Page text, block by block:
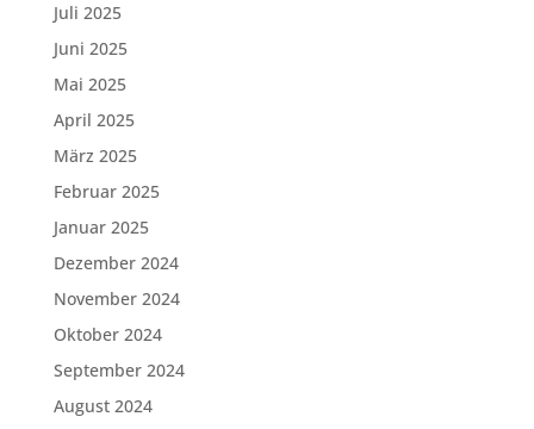
Juli 2025
Juni 2025
Mai 2025
April 2025
März 2025
Februar 2025
Januar 2025
Dezember 2024
November 2024
Oktober 2024
September 2024
August 2024